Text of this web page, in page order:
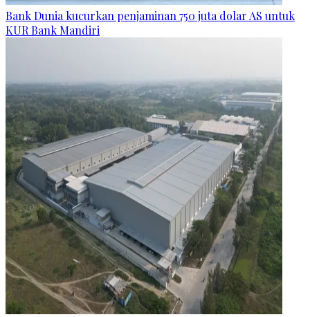
Bank Dunia kucurkan penjaminan 750 juta dolar AS untuk
KUR Bank Mandiri